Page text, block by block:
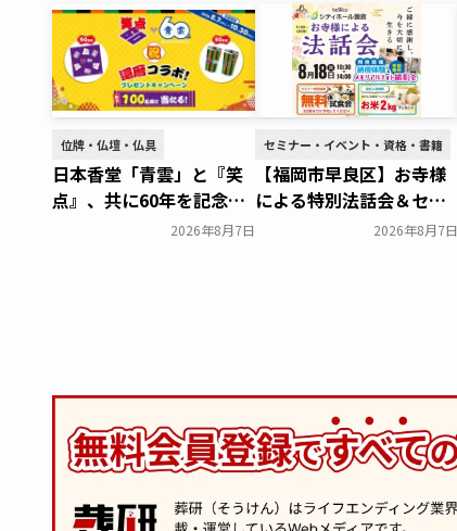
位牌・仏壇・仏具
日本香堂「青雲」と『笑
点』、共に60年を記念し
た初コラボ！オリジナル
2026年8月7日
セミナー・イベント・資格・書籍
【福岡市早良区】お寺様
による特別法話会＆セミ
ナー特典「無料試食会」
2026年8月7日